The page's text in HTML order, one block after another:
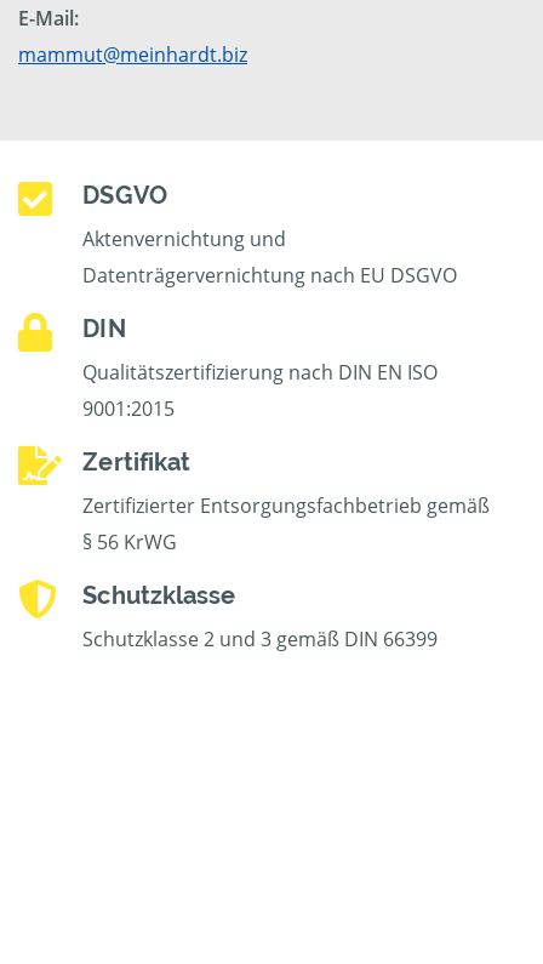
E-Mail:
mammut@meinhardt.biz
DSGVO
Aktenvernichtung und
Datenträgervernichtung nach EU DSGVO
DIN
Qualitätszertifizierung nach DIN EN ISO
9001:2015
Zertifikat
Zertifizierter Entsorgungsfachbetrieb gemäß
§ 56 KrWG
Schutzklasse
Schutzklasse 2 und 3 gemäß DIN 66399